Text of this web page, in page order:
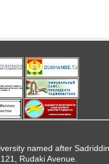
named after Sadriddin
Rudaki Avenue.